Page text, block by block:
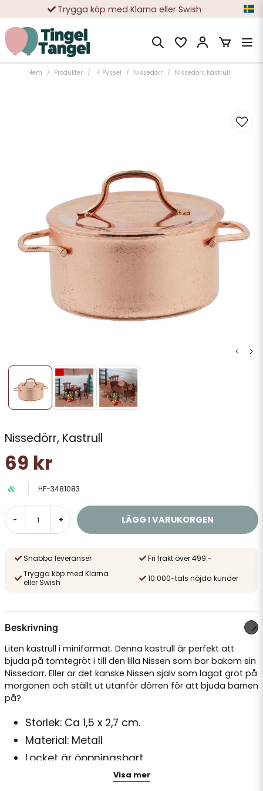
Trygga köp med Klarna eller Swish
10 000-tals nöjda kunder
Hem Produkter 📌 Pyssel Nissedörr Nissedörr, Kastrull
Nissedörr, Kastrull
69 kr
HF-3481083
- + LÄGG I VARUKORGEN
Snabba leveranser
Fri frakt över 499:-
Trygga köp med Klarna
eller Swish
10 000-tals nöjda kunder
Beskrivning
Liten kastrull i miniformat. Denna kastrull är perfekt att
bjuda på tomtegröt i till den lilla Nissen som bor bakom sin
Nissedörr. Eller är det kanske Nissen själv som lagat gröt på
morgonen och ställt ut utanför dörren för att bjuda barnen
på?
Storlek: Ca 1,5 x 2,7 cm.
Material: Metall
Locket är öppningsbart
Visa mer